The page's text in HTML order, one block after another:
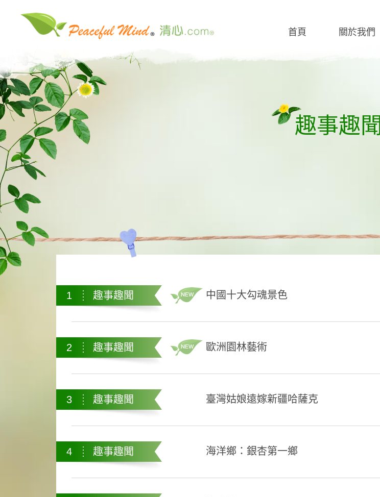
首頁 關於我們
趣事趣聞
1 趣事趣聞 中國十大勾魂景色
2 趣事趣聞 歐洲園林藝術
3 趣事趣聞 臺灣姑娘遠嫁新疆哈薩克
4 趣事趣聞 海洋鄉：銀杏第一鄉